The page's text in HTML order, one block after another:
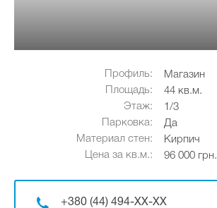
Профиль:
Магазин
Площадь:
44 кв.м.
Этаж:
1/3
Парковка:
Да
Материал стен:
Кирпич
Цена за кв.м.:
96 000 грн.
+380 (44) 494-XX-XX